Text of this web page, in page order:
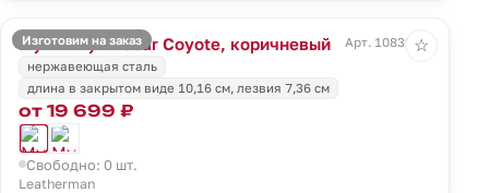
Изготовим на заказ
Мультитул Rebar Coyote, коричневый
Арт. 10839.99
нержавеющая сталь
длина в закрытом виде 10,16 см, лезвия 7,36 см
от 19 699 ₽
Свободно: 0 шт.
Leatherman
☆